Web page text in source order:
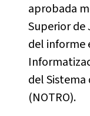
aprobada
Superior
del informe
del Sistema
(NOTRO).